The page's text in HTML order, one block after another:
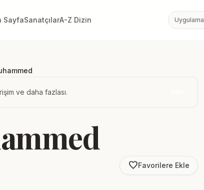
SayfaSanatçılarA-Z Dizin Uygulama
ve daha fazlası.
favorite_borderFavorilere Ekle